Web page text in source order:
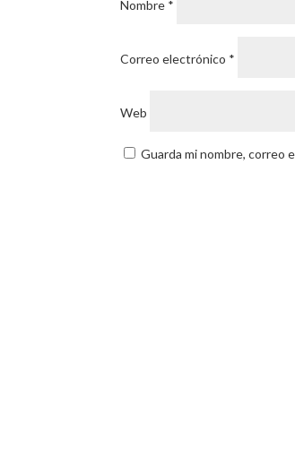
Nombre *
Correo electrónico *
Web
Guarda mi nombre, correo